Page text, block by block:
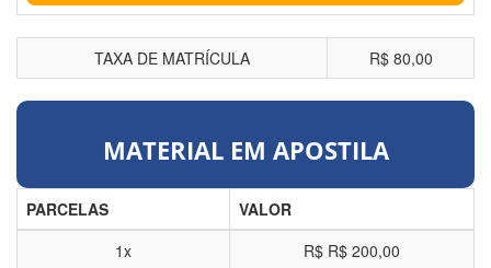
TAXA DE MATRÍCULA R$ 80,00
MATERIAL EM APOSTILA
PARCELAS
VALOR
1x
R$ R$ 200,00